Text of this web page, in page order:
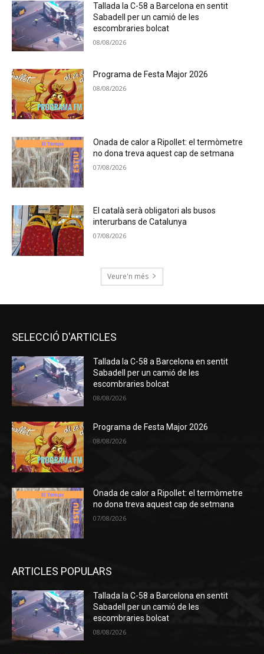
Tallada la C-58 a Barcelona en sentit
Sabadell per un camió de les
escombraries bolcat
08/08/2026
Programa de Festa Major 2026
08/08/2026
Onada de calor a Ripollet: el termòmetre
no dona treva aquest cap de setmana
07/08/2026
El català serà obligatori als busos
interurbans de Catalunya
07/08/2026
Veure'n més
SELECCIÓ D'ARTICLES
Tallada la C-58 a Barcelona en sentit
Sabadell per un camió de les
escombraries bolcat
08/08/2026
Programa de Festa Major 2026
08/08/2026
Onada de calor a Ripollet: el termòmetre
no dona treva aquest cap de setmana
07/08/2026
ARTICLES POPULARS
Tallada la C-58 a Barcelona en sentit
Sabadell per un camió de les
escombraries bolcat
08/08/2026